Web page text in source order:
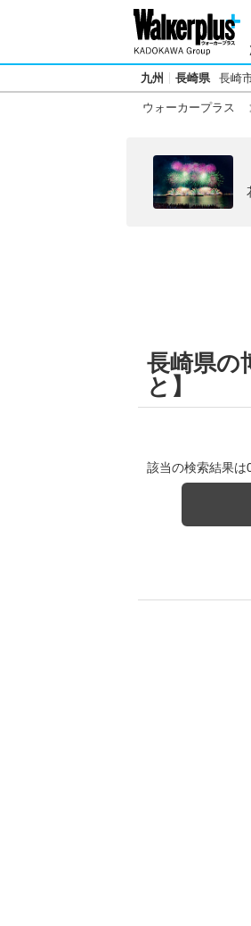
九州 長崎県 長崎
ウォーカープラス
長崎県の
と】
該当の検索結果は